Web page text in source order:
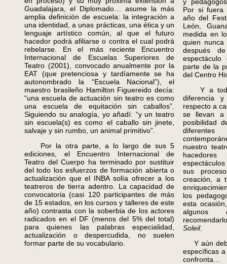
Guadalajara, el Diplomado… asume la más
amplia definición de escuela: la integración a
una identidad, a unas prácticas, una ética y un
lenguaje artístico común, al que el futuro
hacedor podrá afiliarse o contra el cual podrá
rebelarse. En el más reciente Encuentro
Internacional de Escuelas Superiores de
Teatro (2001), convocado anualmente por la
EAT (que pretenciosa y tardíamente se ha
autonombrado la “Escuela Nacional”), el
maestro brasileño Hamilton Figuereido decía:
“una escuela de actuación sin teatro es como
una escuela de equitación sin caballos”.
Siguiendo su analogía, yo añadí: “y un teatro
sin escuela(s) es como el caballo sin jinete,
salvaje y sin rumbo, un animal primitivo”.
Por la otra parte, a lo largo de sus 5
ediciones, el Encuentro Internacional de
Teatro del Cuerpo ha terminado por sustituir
del todo los esfuerzos de formación abierta o
actualización que el INBA solía ofrecer a los
teatreros de tierra adentro. La capacidad de
convocatoria (casi 120 participantes de más
de 15 estados, en los cursos y talleres de este
año) contrasta con la soberbia de los actores
radicados en el DF (menos del 5% del total)
para quienes las palabras especialidad,
actualización o despercudida, no suelen
formar parte de su vocabulario.
Por si fuera
año del
León,
medida en
quien nunca
después
parte de la
del Centro
Y a todo
diferencia
respecto a
se llevan a
posibilidad
nuestro
sus
creación, a
los
esta
algunos
Soleil.
Y aún
específicas
confronta…